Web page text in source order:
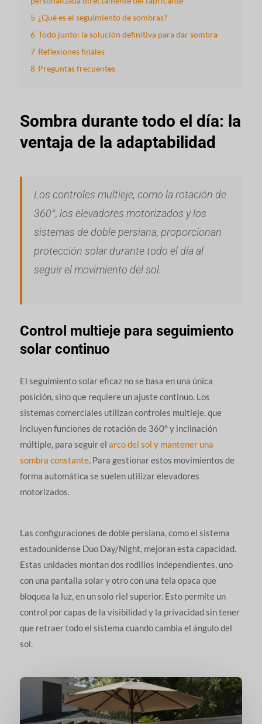
5 ¿Qué es el seguimiento de sombras?
6 Todo junto: la solución definitiva para dar sombra
7 Reflexiones finales
8 Preguntas frecuentes
Sombra durante todo el día: la
ventaja de la adaptabilidad
Los controles multieje, como la rotación de
360°, los elevadores motorizados y los
sistemas de doble persiana, proporcionan
protección solar durante todo el día al
seguir el movimiento del sol.
Control multieje para seguimiento
solar continuo
El seguimiento solar eficaz no se basa en una única
posición, sino que requiere un ajuste continuo. Los
sistemas comerciales utilizan controles multieje, que
incluyen funciones de rotación de 360° y inclinación
múltiple, para seguir el arco del sol y mantener una
sombra constante. Para gestionar estos movimientos de
forma automática se suelen utilizar elevadores
motorizados.
Las configuraciones de doble persiana, como el sistema
estadounidense Duo Day/Night, mejoran esta capacidad.
Estas unidades montan dos rodillos independientes, uno
con una pantalla solar y otro con una tela opaca que
bloquea la luz, en un solo riel superior. Esto permite un
control por capas de la visibilidad y la privacidad sin tener
que retraer todo el sistema cuando cambia el ángulo del
sol.